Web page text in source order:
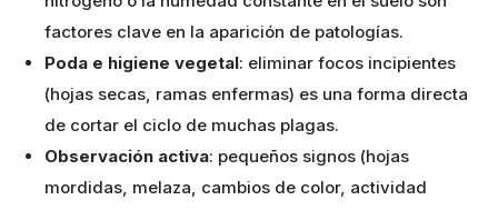
factores clave en la aparición de patologías.
Poda e higiene vegetal: eliminar focos incipientes
(hojas secas, ramas enfermas) es una forma directa
de cortar el ciclo de muchas plagas.
Observación activa: pequeños signos (hojas
mordidas, melaza, cambios de color, actividad